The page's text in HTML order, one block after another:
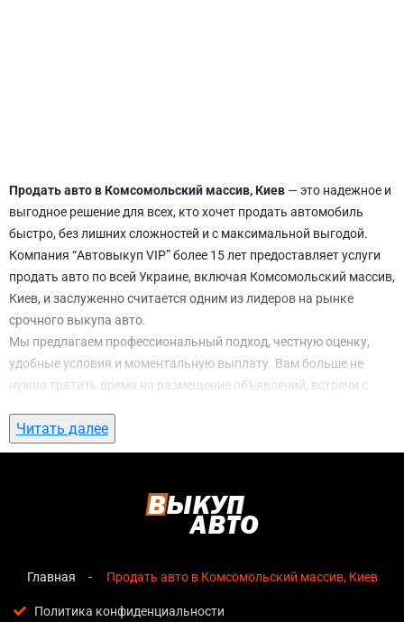
Продать авто в Комсомольский массив, Киев — это надежное и
выгодное решение для всех, кто хочет продать автомобиль
быстро, без лишних сложностей и с максимальной выгодой.
Компания “Автовыкуп VIP” более 15 лет предоставляет услуги
продать авто по всей Украине, включая Комсомольский массив,
Киев, и заслуженно считается одним из лидеров на рынке
срочного выкупа авто.
Мы предлагаем профессиональный подход, честную оценку,
удобные условия и моментальную выплату. Вам больше не
нужно тратить время на размещение объявлений, встречи с
ожидание. С нами вы можете
массив, Киеввсего за 1 день.
авто в Комсомольский массив, Киев
озвучивается сразу после обращения, без скрытых
Прозрачные условия— все этапы сделки полностью
Читать далее
Главная Продать авто в Комсомольский массив, Киев
Политика конфиденциальности